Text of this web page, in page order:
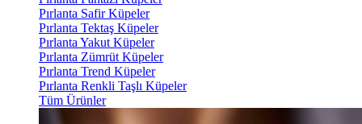
Pırlanta Safir Küpeler
Pırlanta Tektaş Küpeler
Pırlanta Yakut Küpeler
Pırlanta Zümrüt Küpeler
Pırlanta Trend Küpeler
Pırlanta Renkli Taşlı Küpeler
Tüm Ürünler